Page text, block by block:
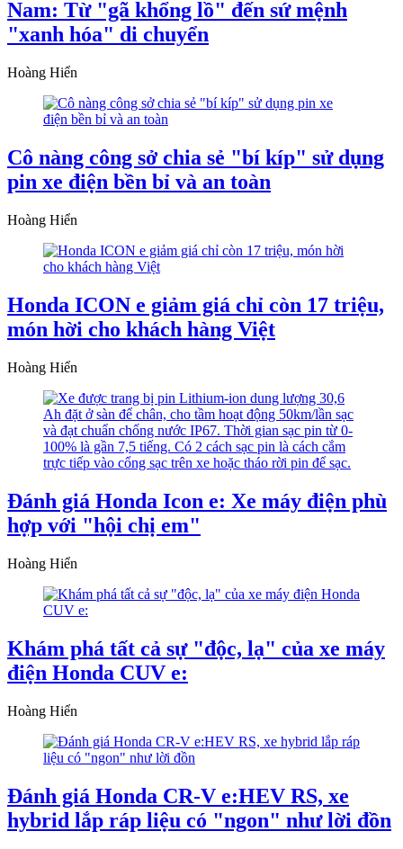
Nam: Từ "gã khổng lồ" đến sứ mệnh
"xanh hóa" di chuyển
Hoàng Hiển
Cô nàng công sở chia sẻ "bí kíp" sử dụng
pin xe điện bền bỉ và an toàn
Hoàng Hiển
Honda ICON e giảm giá chỉ còn 17 triệu,
món hời cho khách hàng Việt
Hoàng Hiển
Đánh giá Honda Icon e: Xe máy điện phù
hợp với "hội chị em"
Hoàng Hiển
Khám phá tất cả sự "độc, lạ" của xe máy
điện Honda CUV e:
Hoàng Hiển
Đánh giá Honda CR-V e:HEV RS, xe
hybrid lắp ráp liệu có "ngon" như lời đồn